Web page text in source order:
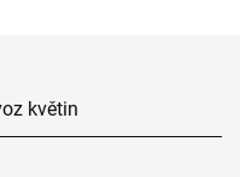
květin